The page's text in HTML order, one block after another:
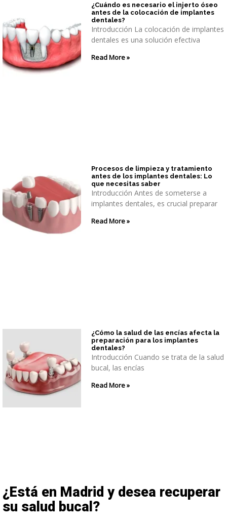
¿Cuándo es necesario el injerto óseo
antes de la colocación de implantes
dentales?
Introducción La colocación de implantes
dentales es una solución efectiva
Read More »
Procesos de limpieza y tratamiento
antes de los implantes dentales: Lo
que necesitas saber
Introducción Antes de someterse a
implantes dentales, es crucial preparar
Read More »
¿Cómo la salud de las encías afecta la
preparación para los implantes
dentales?
Introducción Cuando se trata de la salud
bucal, las encías
Read More »
¿Está en Madrid y desea recuperar
su salud bucal?